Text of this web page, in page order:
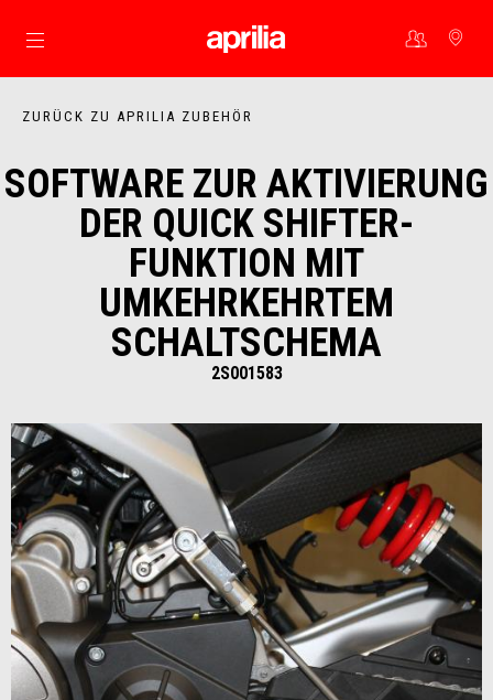
Skip to content
ZURÜCK ZU APRILIA ZUBEHÖR
SOFTWARE ZUR AKTIVIERUNG
DER QUICK SHIFTER-
FUNKTION MIT
UMKEHRKEHRTEM
SCHALTSCHEMA
2S001583